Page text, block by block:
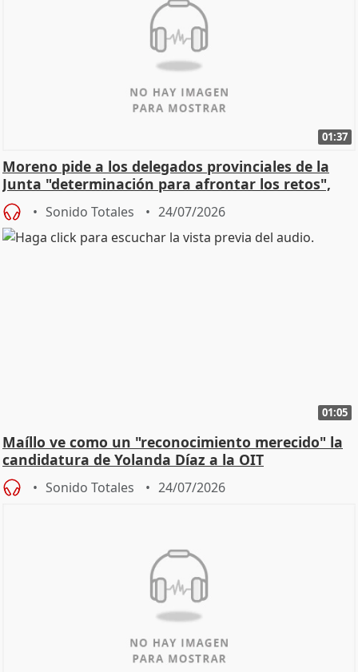
01:37
Moreno pide a los delegados provinciales de la
Junta "determinación para afrontar los retos",
diálog
Sonido Totales 24/07/2026
01:05
Maíllo ve como un "reconocimiento merecido" la
candidatura de Yolanda Díaz a la OIT
Sonido Totales 24/07/2026